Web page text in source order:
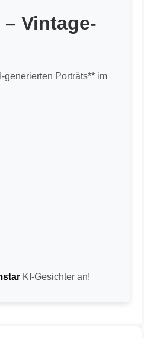
Vintage-
generierten Porträts** im
KI-Gesichter an!